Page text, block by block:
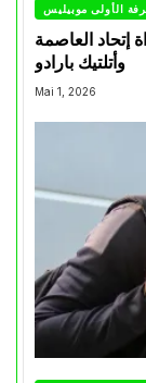
الأولى موبيليس
إتحاد العاصمة
وأتلتيك بارادو
Mai 1, 2026